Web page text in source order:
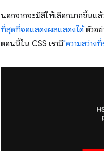
นอกจากจะมีสีให้เลือกมากขึ้นแล้
ที่สุดที่จอแสดงผลแสดงได้ตัวอย่
ตอนนี้ใน CSS เรามี"ความสว่าง